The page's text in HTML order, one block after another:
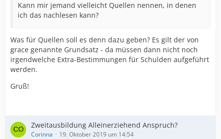
Kann mir jemand vielleicht Quellen nennen, in denen
ich das nachlesen kann?
Was für Quellen soll es denn dazu geben? Es gilt der von
grace genannte Grundsatz - da müssen dann nicht noch
irgendwelche Extra-Bestimmungen für Schulden aufgeführt
werden.
Gruß!
Zweitausbildung Alleinerziehend Anspruch?
Corinna 19. Oktober 2019 um 14:54